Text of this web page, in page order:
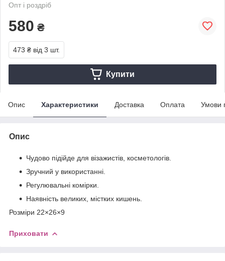
Опт і роздріб
580 ₴
473 ₴ від 3 шт.
Купити
Опис Характеристики Доставка Оплата Умови
Опис
Чудово підійде для візажистів, косметологів.
Зручний у використанні.
Регулювальні комірки.
Наявність великих, містких кишень.
Розміри 22×26×9
Приховати